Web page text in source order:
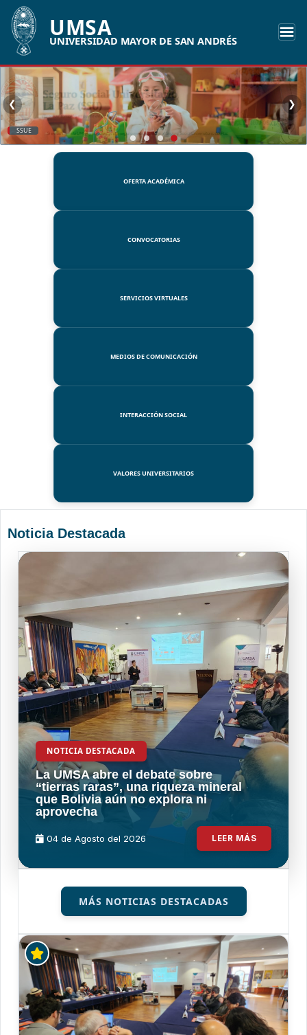
UMSA
UNIVERSIDAD MAYOR DE SAN ANDRÉS
SSUE
❮ ❯
OFERTA ACADÉMICA
CONVOCATORIAS
SERVICIOS VIRTUALES
MEDIOS DE COMUNICACIÓN
INTERACCIÓN SOCIAL
VALORES UNIVERSITARIOS
Noticia Destacada
NOTICIA DESTACADA
La UMSA abre el debate sobre
“tierras raras”, una riqueza mineral
que Bolivia aún no explora ni
aprovecha
04 de Agosto del 2026 LEER MÁS
MÁS NOTICIAS DESTACADAS